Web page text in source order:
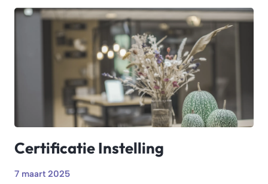
Certificatie Instelling
7 maart 2025